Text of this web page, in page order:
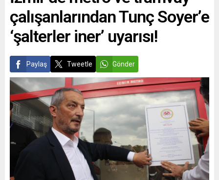
çalışanlarından Tunç Soyer’e
‘şalterler iner’ uyarısı!
Paylaş Tweetle Gönder